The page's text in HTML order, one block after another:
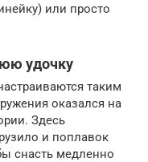
или просто
удочку
таким
оказался на
Здесь
и поплавок
снасть медленно